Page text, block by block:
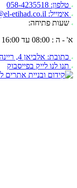
טלפון: 058-4235518
אימייל: info@el-etihad.co.il
שעות פתיחה:
א' - ה : 08:00 עד 16:00
כתובת: אלביאן 4, ריינה, ישראל
תנו לנו לייק בפייסבוק